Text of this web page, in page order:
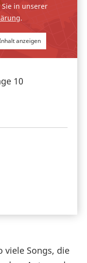
in unserer
.
anzeigen
10
viele Songs, die